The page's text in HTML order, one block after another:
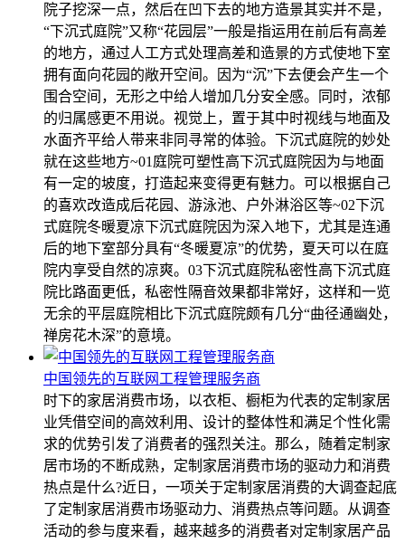
院子挖深一点，然后在凹下去的地方造景其实并不是，
“下沉式庭院”又称“花园层”一般是指运用在前后有高差
的地方，通过人工方式处理高差和造景的方式使地下室
拥有面向花园的敞开空间。因为“沉”下去便会产生一个
围合空间，无形之中给人增加几分安全感。同时，浓郁
的归属感更不用说。视觉上，置于其中时视线与地面及
水面齐平给人带来非同寻常的体验。下沉式庭院的妙处
就在这些地方~01庭院可塑性高下沉式庭院因为与地面
有一定的坡度，打造起来变得更有魅力。可以根据自己
的喜欢改造成后花园、游泳池、户外淋浴区等~02下沉
式庭院冬暖夏凉下沉式庭院因为深入地下，尤其是连通
后的地下室部分具有“冬暖夏凉”的优势，夏天可以在庭
院内享受自然的凉爽。03下沉式庭院私密性高下沉式庭
院比路面更低，私密性隔音效果都非常好，这样和一览
无余的平层庭院相比下沉式庭院颇有几分“曲径通幽处，
禅房花木深”的意境。
中国领先的互联网工程管理服务商
时下的家居消费市场，以衣柜、橱柜为代表的定制家居
业凭借空间的高效利用、设计的整体性和满足个性化需
求的优势引发了消费者的强烈关注。那么，随着定制家
居市场的不断成熟，定制家居消费市场的驱动力和消费
热点是什么?近日，一项关于定制家居消费的大调查起底
了定制家居消费市场驱动力、消费热点等问题。从调查
活动的参与度来看，越来越多的消费者对定制家居产品